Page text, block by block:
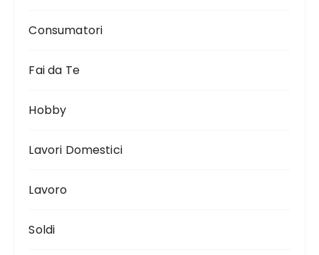
Consumatori
Fai da Te
Hobby
Lavori Domestici
Lavoro
Soldi